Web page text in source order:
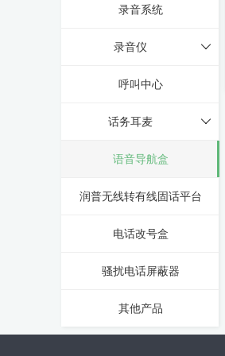
录音系统
录音仪
呼叫中心
话务耳麦
语音导航盒
润普无线转有线固话平台
电话改号盒
骚扰电话屏蔽器
其他产品